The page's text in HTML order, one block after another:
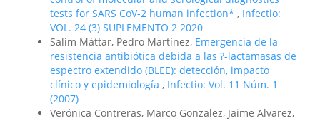
tests for SARS CoV-2 human infection* , Infectio:
VOL. 24 (3) SUPLEMENTO 2 2020
Salim Máttar, Pedro Martínez, Emergencia de la
resistencia antibiótica debida a las ?-lactamasas de
espectro extendido (BLEE): detección, impacto
clínico y epidemiología , Infectio: Vol. 11 Núm. 1
(2007)
Verónica Contreras, Marco Gonzalez, Jaime Alvarez,